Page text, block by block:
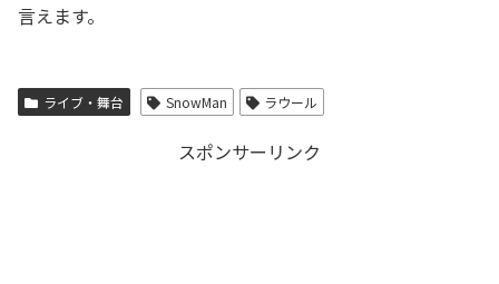
言えます。
ライブ・舞台 SnowMan ラウール
スポンサーリンク